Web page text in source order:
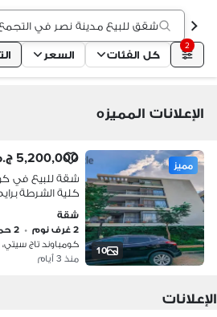
شقق للبيع مدينة نصر في التجمع
2
كل الفئات السعر
الإعلانات المميزه
10
مميز 5,200,000 ج.م
شقة للبيع في
كلية الشرطة
مدينة نصر ومصر
شقة
2 غرف نوم
• 2 حمامات
منذ 3 أيام
الإعلانات